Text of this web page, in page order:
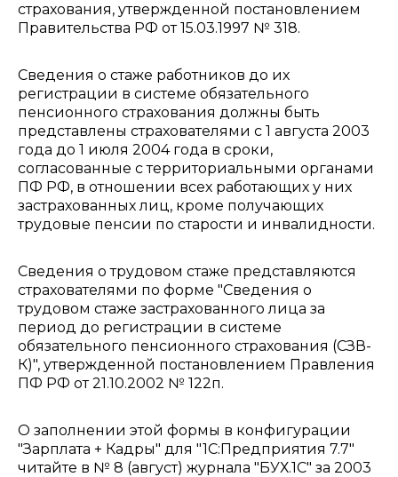
страхования, утвержденной постановлением
Правительства РФ от 15.03.1997 № 318.
Сведения о стаже работников до их
регистрации в системе обязательного
пенсионного страхования должны быть
представлены страхователями с 1 августа 2003
года до 1 июля 2004 года в сроки,
согласованные с территориальными органами
ПФ РФ, в отношении всех работающих у них
застрахованных лиц, кроме получающих
трудовые пенсии по старости и инвалидности.
Сведения о трудовом стаже представляются
страхователями по форме "Сведения о
трудовом стаже застрахованного лица за
период до регистрации в системе
обязательного пенсионного страхования (СЗВ-
К)", утвержденной постановлением Правления
ПФ РФ от 21.10.2002 № 122п.
О заполнении этой формы в конфигурации
"Зарплата + Кадры" для "1С:Предприятия 7.7"
читайте в № 8 (август) журнала "БУХ.1С" за 2003